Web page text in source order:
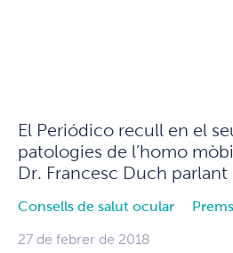
El Periódico recull en el
patologies de l’homo
Dr. Francesc Duch
Consells de salut ocular
27 de febrer de 2018